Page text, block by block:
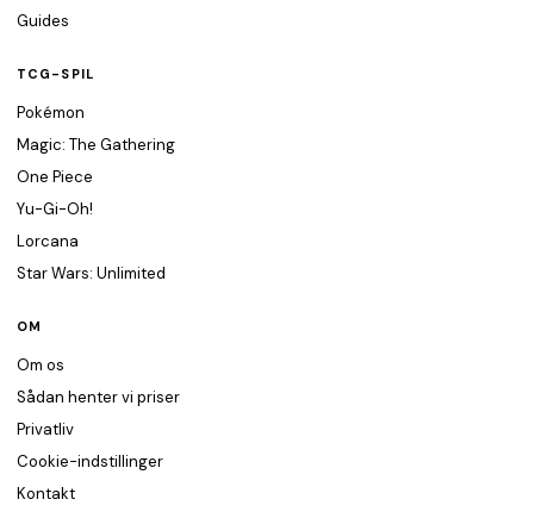
Guides
TCG-SPIL
Pokémon
Magic: The Gathering
One Piece
Yu-Gi-Oh!
Lorcana
Star Wars: Unlimited
OM
Om os
Sådan henter vi priser
Privatliv
Cookie-indstillinger
Kontakt